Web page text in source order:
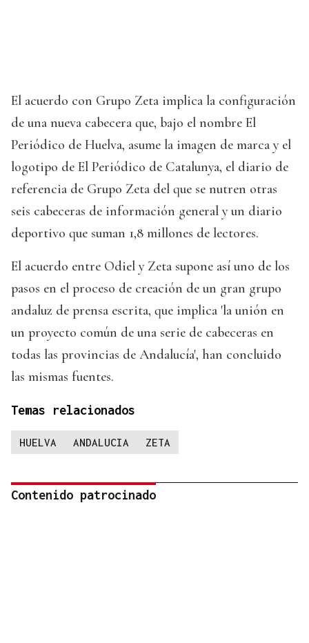
El acuerdo con Grupo Zeta implica la configuración
de una nueva cabecera que, bajo el nombre El
Periódico de Huelva, asume la imagen de marca y el
logotipo de El Periódico de Catalunya, el diario de
referencia de Grupo Zeta del que se nutren otras
seis cabeceras de información general y un diario
deportivo que suman 1,8 millones de lectores.
El acuerdo entre Odiel y Zeta supone así uno de los
pasos en el proceso de creación de un gran grupo
andaluz de prensa escrita, que implica 'la unión en
un proyecto común de una serie de cabeceras en
todas las provincias de Andalucía', han concluido
las mismas fuentes.
Temas relacionados
HUELVA ANDALUCIA ZETA
Contenido patrocinado